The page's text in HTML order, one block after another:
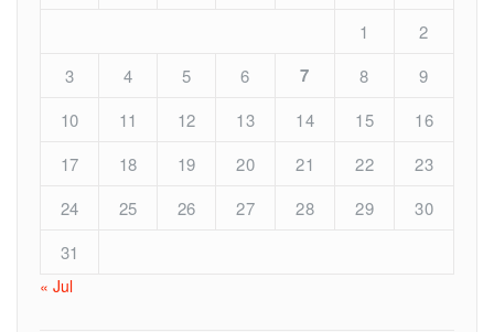
1
2
3
4 5 6 7 8
9
10
11 12 13 14 15
16
17
18 19 20 21 22
23
24
25 26 27 28 29
30
31
« Jul